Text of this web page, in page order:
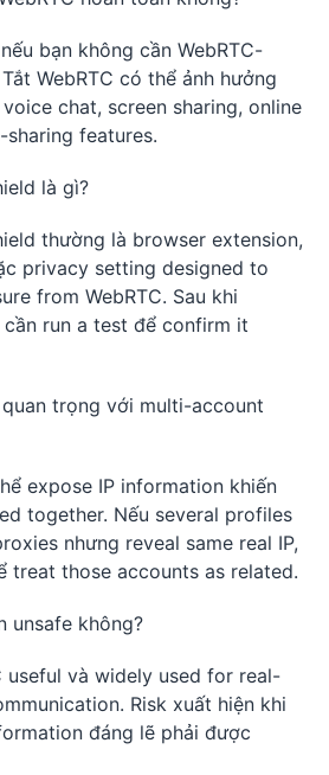
bạn không cần WebRTC-
WebRTC có thể ảnh hưởng
chat, screen sharing, online
features.
là gì?
thường là browser extension,
privacy setting designed to
from WebRTC. Sau khi
cần run a test để confirm it
quan trọng với multi-account
expose IP information khiến
together. Nếu several profiles
nhưng reveal same real IP,
treat those accounts as related.
unsafe không?
useful và widely used for real-
Risk xuất hiện khi
đáng lẽ phải được